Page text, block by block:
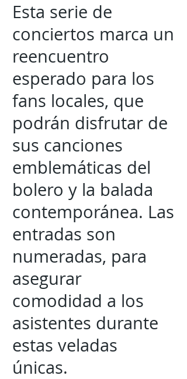
Esta serie de
conciertos marca un
reencuentro
esperado para los
fans locales, que
podrán disfrutar de
sus canciones
emblemáticas del
bolero y la balada
contemporánea. Las
entradas son
numeradas, para
asegurar
comodidad a los
asistentes durante
estas veladas
únicas.